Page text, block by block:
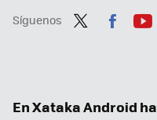
Síguenos
En Xataka Android